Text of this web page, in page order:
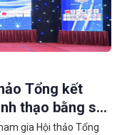
Tổng kết
thạo bằng so
2025
gia Hội thảo Tổng